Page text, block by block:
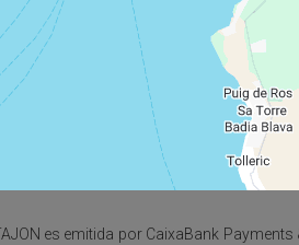
es emitida por CaixaBank